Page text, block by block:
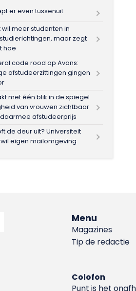
er even tussenuit
wil meer studenten in
maar zegt
hoe
code rood op Avans:
afstudeerzittingen gingen
met één blik in de spiegel
van vrouwen zichtbaar
afstudeerprijs
de deur uit? Universiteit
eigen mailomgeving
Menu
Magazines
Tip de redactie
Colofon
Punt is het